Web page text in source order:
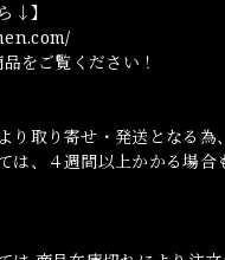
↓】
をご覧ください！
り取り寄せ・発送となる
、４週間以上かかる場合